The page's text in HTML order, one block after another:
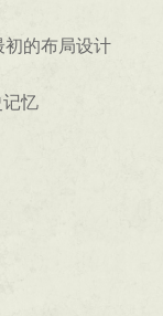
初的布局设计
忆